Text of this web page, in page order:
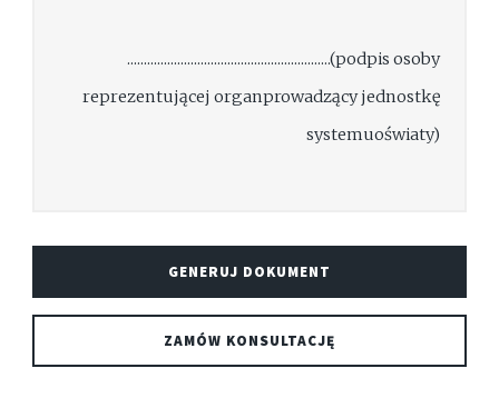
.............................................................(podpis osoby
reprezentującej organprowadzący jednostkę
systemuoświaty)
GENERUJ DOKUMENT
ZAMÓW KONSULTACJĘ